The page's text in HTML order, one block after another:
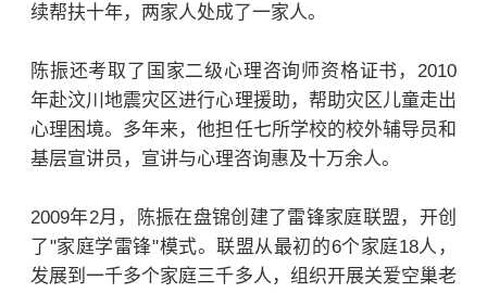
续帮扶十年，两家人处成了一家人。
陈振还考取了国家二级心理咨询师资格证书，2010
年赴汶川地震灾区进行心理援助，帮助灾区儿童走出
心理困境。多年来，他担任七所学校的校外辅导员和
基层宣讲员，宣讲与心理咨询惠及十万余人。
2009年2月，陈振在盘锦创建了雷锋家庭联盟，开创
了"家庭学雷锋"模式。联盟从最初的6个家庭18人，
发展到一千多个家庭三千多人，组织开展关爱空巢老